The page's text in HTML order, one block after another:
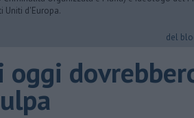
Uniti d'Europa.
del
oggi